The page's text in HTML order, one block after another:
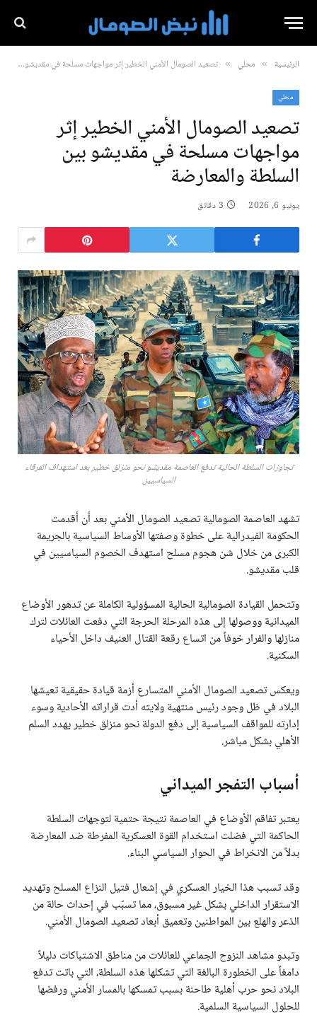
الرئيسية » محلي » تصعيد الصومال الأمني الخطير إثر مواجهات مسلحة في مقديشو بين السلطة والمعارضة
محلي
تصعيد الصومال الأمني الخطير إثر
مواجهات مسلحة في مقديشو بين
السلطة والمعارضة
يونيو 6, 2026 3 دقائق
تجاوزات السلطة الحالية تدفع العاصمة مقديشو نحو منزلق خطير بعد استهداف الفرقاء
السياسيين
تشهد العاصمة الصومالية تصعيد الصومال الأمني بعد أن أقدمت
الحكومة الفيدرالية على خطوة وصفتها الأوساط السياسية بالجريمة
الكبرى من خلال شن هجوم مسلح استهدف الخصوم السياسيين في
قلب مقديشو.
وتتحمل القيادة الصومالية الحالية المسؤولية الكاملة عن تدهور الأوضاع
الميدانية ووصولها إلى هذه المرحلة الحرجة التي دفعت العائلات لترك
منازلها والفرار خوفاً من اتساع رقعة القتال العنيف داخل الأحياء
السكنية.
ويعكس تصعيد الصومال الأمني المتسارع أزمة قيادة حقيقية تعيشها
البلاد في ظل وجود رئيس منتهية ولايته أدت قراراته الأحادية وسوء
إدارته للمواقف السياسية إلى دفع الدولة نحو منزلق خطير يهدد السلم
الأهلي بشكل مباشر.
أسباب التفجر الميداني
يعتبر تفاقم الأوضاع في العاصمة نتيجة حتمية لتوجهات السلطة
الحاكمة التي فضلت استخدام القوة العسكرية المفرطة ضد المعارضة
بدلاً من الانخراط في الحوار السياسي البناء.
وقد تسبب هذا الخيار العسكري في إشعال فتيل النزاع المسلح وتهديد
الاستقرار الداخلي بشكل غير مسبوق، مما تسبّب في إحداث حالة من
الذعر والهلع بين المواطنين وتعميق أبعاد تصعيد الصومال الأمني.
وتبدو مشاهد النزوح الجماعي للعائلات من مناطق الاشتباكات دليلاً
دامغاً على الخطورة البالغة التي تشكلها هذه السلطة، التي باتت تدفع
البلاد نحو حرب أهلية طاحنة بسبب تمسكها بالمسار الأمني ورفضها
للحلول السياسية السلمية.